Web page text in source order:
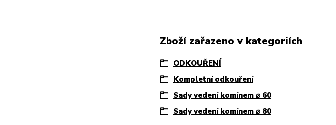
Zboží zařazeno v kategoriích
ODKOUŘENÍ
Kompletní odkouření
Sady vedení komínem ⌀ 60
Sady vedení komínem ⌀ 80